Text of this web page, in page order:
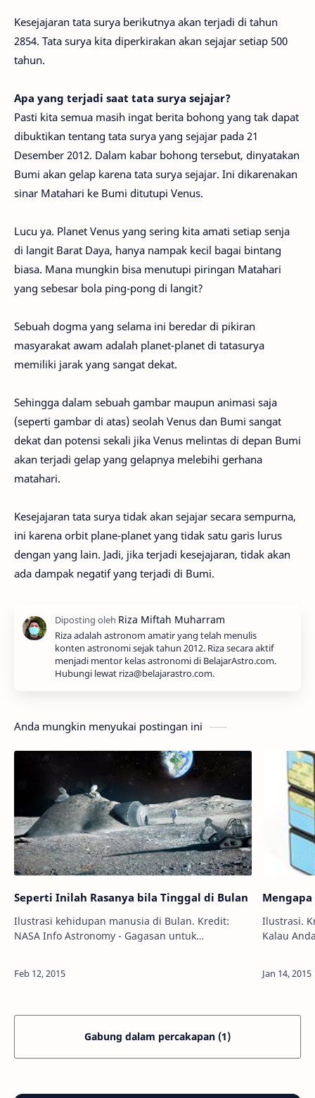
Kesejajaran tata surya berikutnya akan terjadi di tahun
2854. Tata surya kita diperkirakan akan sejajar setiap 500
tahun.
Apa yang terjadi saat tata surya sejajar?
Pasti kita semua masih ingat berita bohong yang tak dapat
dibuktikan tentang tata surya yang sejajar pada 21
Desember 2012. Dalam kabar bohong tersebut, dinyatakan
Bumi akan gelap karena tata surya sejajar. Ini dikarenakan
sinar Matahari ke Bumi ditutupi Venus.
Lucu ya. Planet Venus yang sering kita amati setiap senja
di langit Barat Daya, hanya nampak kecil bagai bintang
biasa. Mana mungkin bisa menutupi piringan Matahari
yang sebesar bola ping-pong di langit?
Sebuah dogma yang selama ini beredar di pikiran
masyarakat awam adalah planet-planet di tatasurya
memiliki jarak yang sangat dekat.
Sehingga dalam sebuah gambar maupun animasi saja
(seperti gambar di atas) seolah Venus dan Bumi sangat
dekat dan potensi sekali jika Venus melintas di depan Bumi
akan terjadi gelap yang gelapnya melebihi gerhana
matahari.
Kesejajaran tata surya tidak akan sejajar secara sempurna,
ini karena orbit plane-planet yang tidak satu garis lurus
dengan yang lain. Jadi, jika terjadi kesejajaran, tidak akan
ada dampak negatif yang terjadi di Bumi.
Riza adalah astronom amatir yang telah menulis
konten astronomi sejak tahun 2012. Riza secara aktif
menjadi mentor kelas astronomi di BelajarAstro.com.
Hubungi lewat riza@belajarastro.com.
Anda mungkin menyukai postingan ini
Seperti Inilah Rasanya bila Tinggal di Bulan
Ilustrasi kehidupan manusia di Bulan. Kredit:
NASA Info Astronomy - Gagasan untuk
Ta…
Ilustrasi. Kredit:
Kalau
Gabung dalam percakapan (1)